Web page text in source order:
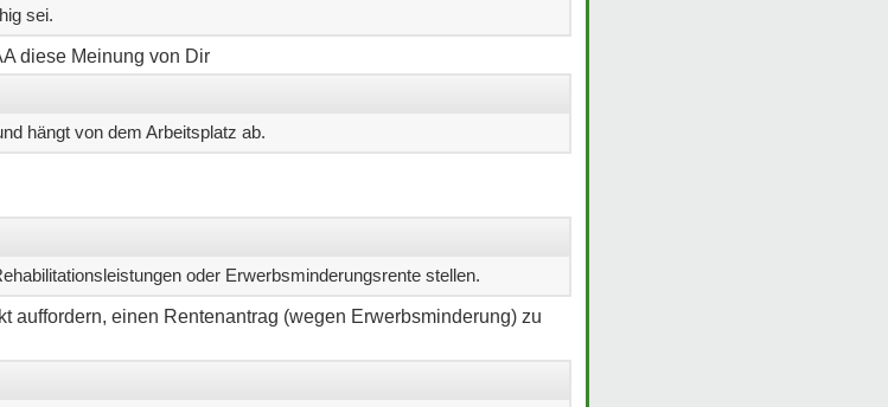
sei.
diese Meinung von Dir
hängt von dem Arbeitsplatz ab.
oder Erwerbsminderungsrente stellen.
auffordern, einen Rentenantrag (wegen Erwerbsminderung) zu